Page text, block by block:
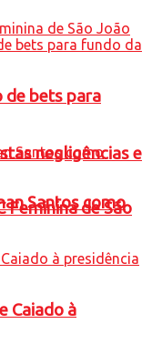
negligências e
Feminina de São
de bets para
Santos como
Caiado à